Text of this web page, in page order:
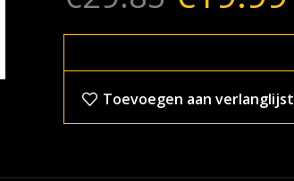
Toevoegen aan verlanglijst